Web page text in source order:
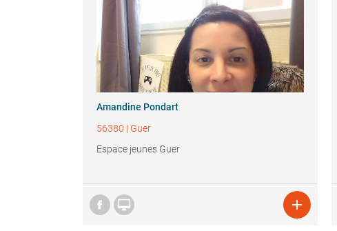
Amandine Pondart
56380 | Guer
Espace jeunes Guer
 